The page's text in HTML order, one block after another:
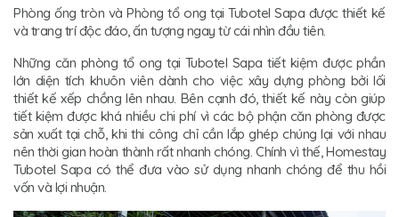
Phòng ống tròn và Phòng tổ ong tại Tubotel Sapa được thiết kế
và trang trí độc đáo, ấn tượng ngay từ cái nhìn đầu tiên.
Những căn phòng tổ ong tại Tubotel Sapa tiết kiệm được phần
lớn diện tích khuôn viên dành cho việc xây dựng phòng bởi lối
thiết kế xếp chồng lên nhau. Bên cạnh đó, thiết kế này còn giúp
tiết kiệm được khá nhiều chi phí vì các bộ phận căn phòng được
sản xuất tại chỗ, khi thi công chỉ cần lắp ghép chúng lại với nhau
nên thời gian hoàn thành rất nhanh chóng. Chính vì thế, Homestay
Tubotel Sapa có thể đưa vào sử dụng nhanh chóng để thu hồi
vốn và lợi nhuận.